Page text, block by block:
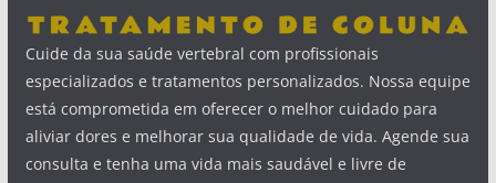
Cuide da sua saúde vertebral com profissionais
especializados e tratamentos personalizados. Nossa equipe
está comprometida em oferecer o melhor cuidado para
aliviar dores e melhorar sua qualidade de vida. Agende sua
consulta e tenha uma vida mais saudável e livre de